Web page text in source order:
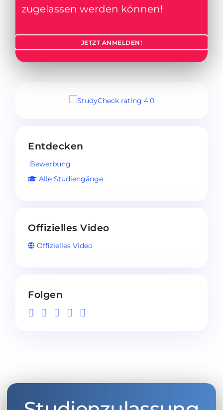
zugelassen werden können!
JETZT ANMELDEN!
Entdecken
Bewerbung
Alle Studiengänge
Offizielles Video
Offizielles Video
Folgen